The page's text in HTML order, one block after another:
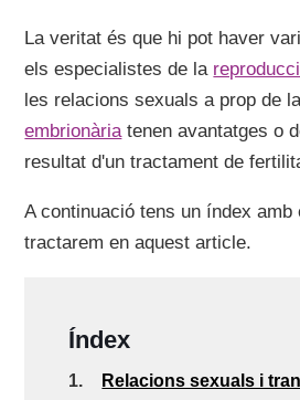
La veritat és que hi pot haver
els especialistes de la
les relacions sexuals a prop de
embrionàriatenen avantatges o
resultat d'un tractament de
A continuació tens un índex amb
tractarem en aquest article.
Índex
1.
Relacions sexuals i